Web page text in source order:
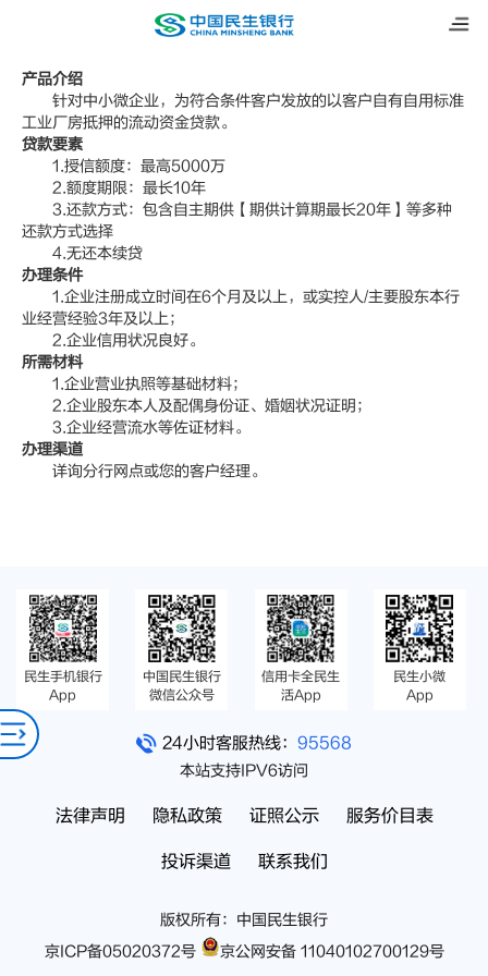
产品介绍
针对中小微企业，为符合条件客户发放的以客户自有自用标准
工业厂房抵押的流动资金贷款。
贷款要素
1.授信额度：最高5000万
2.额度期限：最长10年
3.还款方式：包含自主期供【期供计算期最长20年】等多种
还款方式选择
4.无还本续贷
办理条件
1.企业注册成立时间在6个月及以上，或实控人/主要股东本行
业经营经验3年及以上；
2.企业信用状况良好。
所需材料
1.企业营业执照等基础材料；
2.企业股东本人及配偶身份证、婚姻状况证明；
3.企业经营流水等佐证材料。
办理渠道
详询分行网点或您的客户经理。
民生手机银行
App
中国民生银行
微信公众号
信用卡全民生
活App
民生小微
App
24小时客服热线： 95568
本站支持IPV6访问
法律声明 隐私政策 证照公示 服务价目表
投诉渠道 联系我们
版权所有：中国民生银行
京ICP备05020372号
京公网安备 11040102700129号